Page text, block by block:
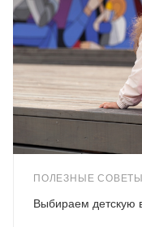
ПОЛЕЗНЫЕ СОВЕТЫ
Выбираем детскую